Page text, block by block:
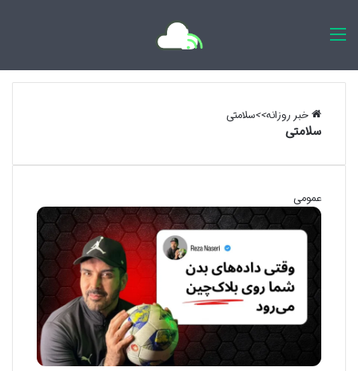
خبر روزانه>>سلامتی
سلامتی
عمومی